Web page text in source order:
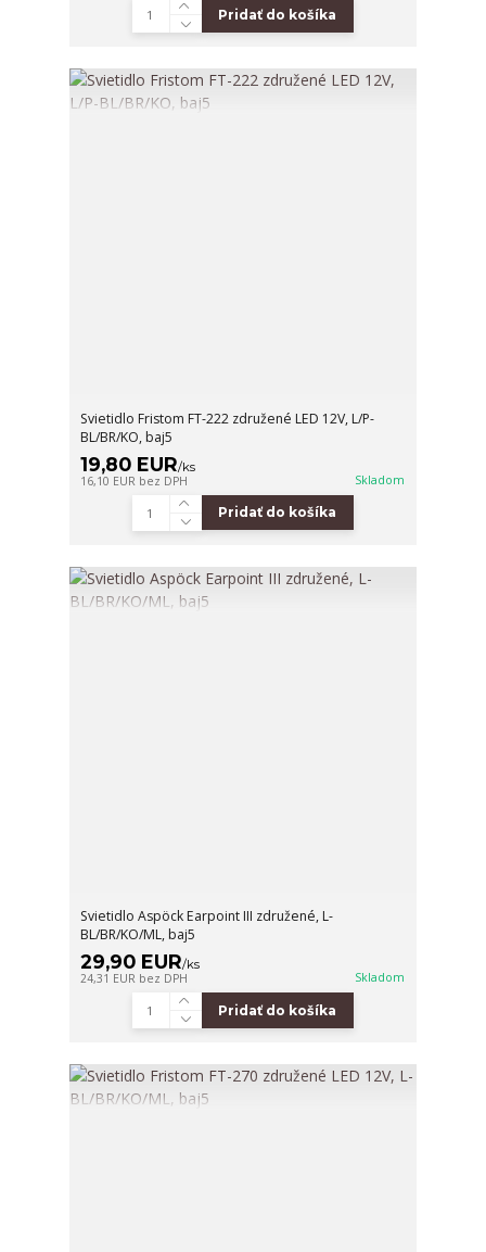
Pridať do košíka
Svietidlo Fristom FT-222 združené LED 12V, L/P-
BL/BR/KO, baj5
19,80 EUR/ks
16,10 EUR bez DPH Skladom
Pridať do košíka
Svietidlo Aspöck Earpoint III združené, L-
BL/BR/KO/ML, baj5
29,90 EUR/ks
24,31 EUR bez DPH Skladom
Pridať do košíka